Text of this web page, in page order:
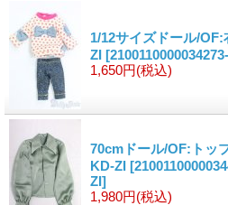
1/12サイズドール/
ZI
1,650円(税込)
70cmドール/OF:トッ
KD-ZI
ZI]
1,980円(税込)